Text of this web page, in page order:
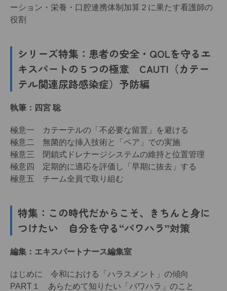
ーション・栄養・口腔連携体制加算２に果たす看護師の
役割
シリーズ特集：患者の安全・QOLを守るエ
キスパートの５つの極意 CAUTI（カテー
テル関連尿路感染症）予防編
執筆：四宮 聡
極意一 カテーテルの「不必要な留置」を避ける
極意二 無菌的な挿入技術と「ペア」での実施
極意三 閉鎖式ドレナージシステムの維持と位置管理
極意四 定期的に適応を評価し「早期に抜去」する
極意五 チーム全員で取り組む
特集：この時代だからこそ、きちんと身に
つけたい 自分を守る“パワハラ”対策
編集：エキスパートナース編集室
はじめに 令和における「ハラスメント」の傾向
PART１ あらためて知りたい「パワハラ」のこと